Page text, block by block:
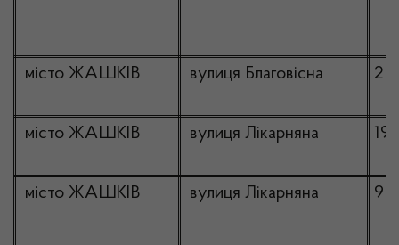
місто ЖАШКІВ вулиця Благовісна 2
місто ЖАШКІВ вулиця Лікарняна 19
місто ЖАШКІВ вулиця Лікарняна 9